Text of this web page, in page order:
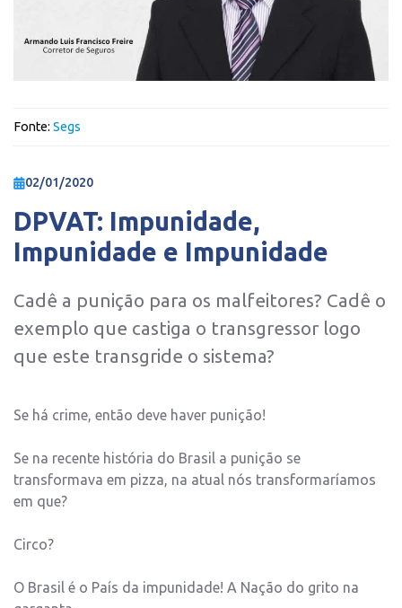
Fonte: Segs
02/01/2020
DPVAT: Impunidade,
Impunidade e Impunidade
Cadê a punição para os malfeitores? Cadê o
exemplo que castiga o transgressor logo
que este transgride o sistema?
Se há crime, então deve haver punição!
Se na recente história do Brasil a punição se
transformava em pizza, na atual nós transformaríamos
em que?
Circo?
O Brasil é o País da impunidade! A Nação do grito na